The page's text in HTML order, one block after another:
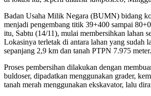
Badan Usaha Milik Negara (BUMN) bidang
menjadi pengembang titik 39+400 sampai
itu, Sabtu (14/11), mulai membersihkan lahan
Lokasinya terletak di antara lahan yang sudah
sepanjang 2,9 km dan tanah PTPN 7.975 meter.
Proses pembersihan dilakukan dengan
buldoser, dipadatkan menggunakan grader,
tanah merah menggunakan ekskavator, lalu